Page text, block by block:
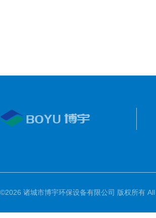
©2026 诸城市博宇环保设备有限公司 版权所有 All